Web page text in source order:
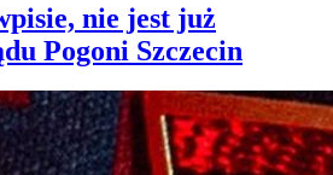
nie jest już
Pogoni Szczecin